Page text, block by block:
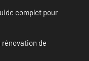
complet pour
rénovation de